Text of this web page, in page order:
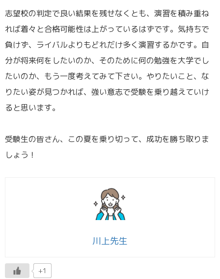
志望校の判定で良い結果を残せなくとも、演習を積み重ね
れば着々と合格可能性は上がっているはずです。気持ちで
負けず、ライバルよりもどれだけ多く演習するかです。自
分が将来何をしたいのか、そのために何の勉強を大学でし
たいのか、もう一度考えてみて下さい。やりたいこと、な
りたい姿が見つかれば、強い意志で受験を乗り越えていけ
ると思います。
受験生の皆さん、この夏を乗り切って、成功を勝ち取りま
しょう！
川上先生
+1